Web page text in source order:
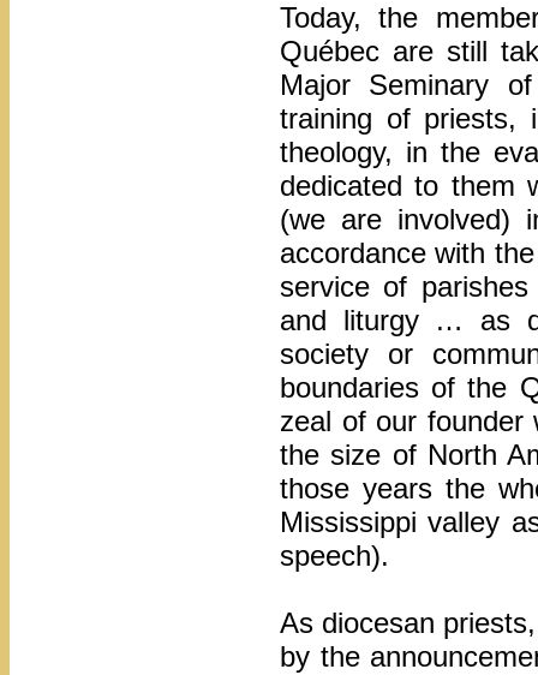
Today, the
Québec are still
Major Seminary
training of priests,
theology, in the
dedicated to them
(we are involved)
accordance with
service of
and liturgy … as
society or
boundaries of the
zeal of our founder
the size of North
those years the
Mississippi valley
speech).
As diocesan
by the